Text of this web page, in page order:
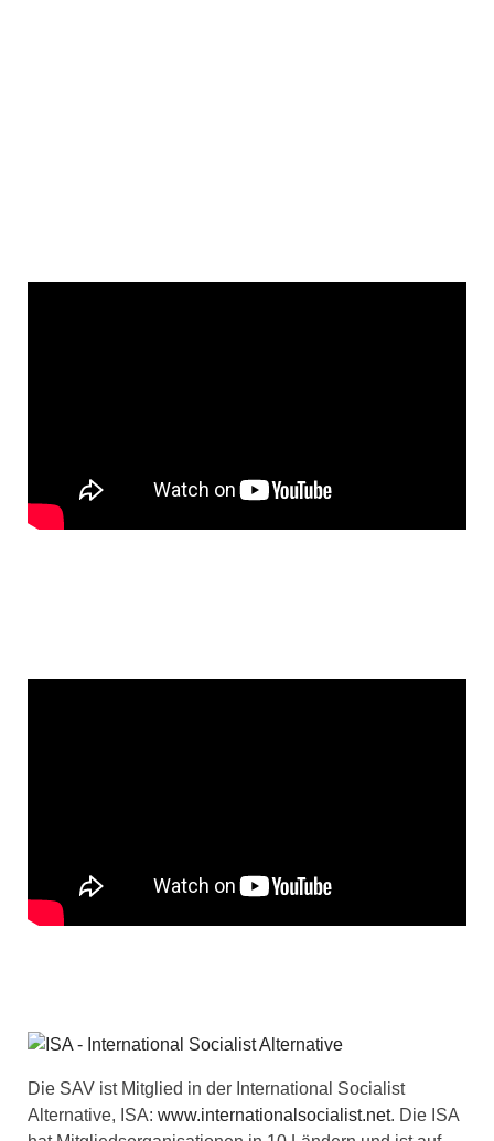
Die SAV ist Mitglied in der International Socialist
Alternative, ISA: www.internationalsocialist.net. Die ISA